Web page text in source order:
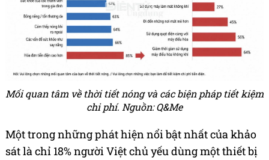
Mối quan tâm về thời tiết nóng và các biện pháp tiết kiệm
chi phí. Nguồn: Q&Me
Một trong những phát hiện nổi bật nhất của khảo
sát là chỉ 18% người Việt chủ yếu dùng một thiết bị